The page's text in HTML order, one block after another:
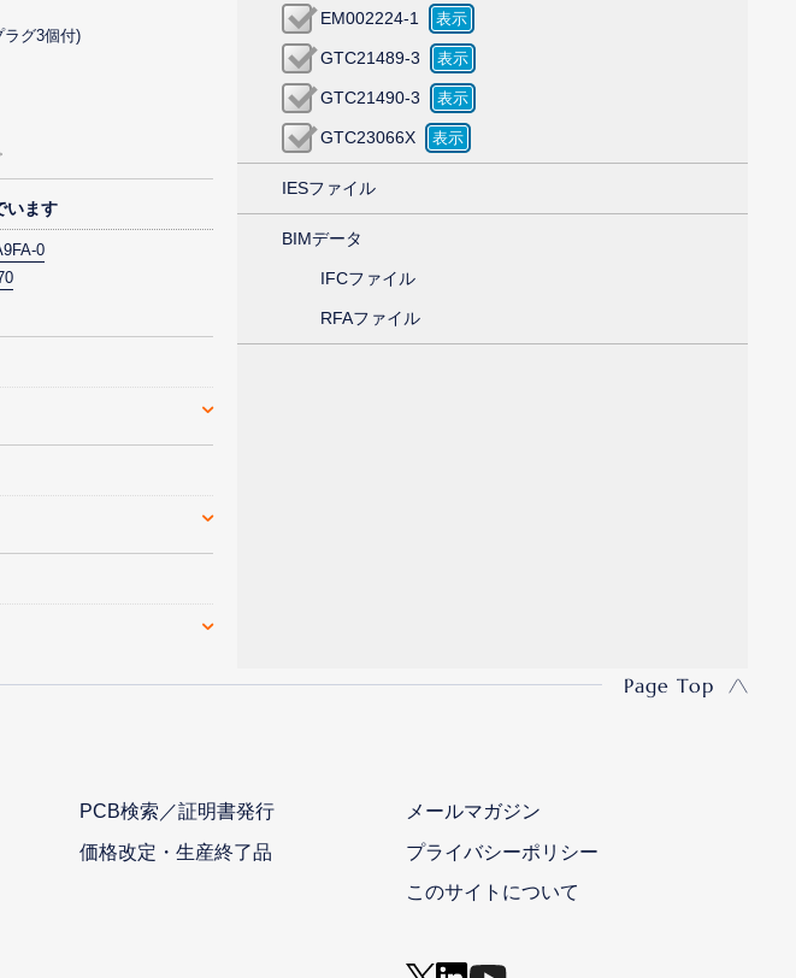
EM002224-1
GTC21489-3
GTC21490-3
GTC23066X
IESファイル
BIMデータ
IFCファイル
RFAファイル
ラグ3個付)
います
0
Page Top
PCB検索／証明書発行
価格改定・生産終了品
メールマガジン
プライバシーポリシー
このサイトについて